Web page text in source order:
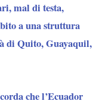
mal di testa,
a una struttura
di Quito, Guayaquil,
che l’Ecuador